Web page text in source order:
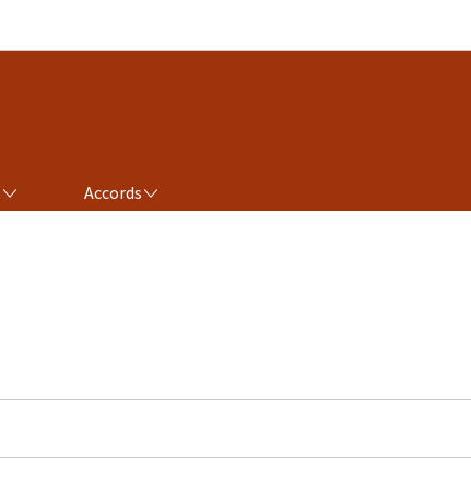
Accords